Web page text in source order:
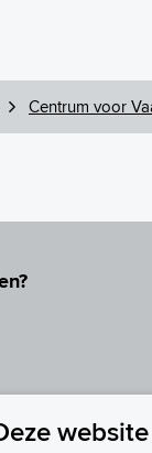
Centrum voor